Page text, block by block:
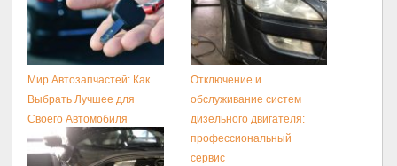
Мир Автозапчастей: Как
Выбрать Лучшее для
Своего Автомобиля
Отключение и
обслуживание систем
дизельного двигателя:
профессиональный
сервис